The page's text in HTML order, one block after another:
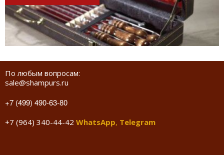
По любым вопросам:
sale@shampurs.ru
+7 (499) 490-63-80
+7 (964) 340-44-42 WhatsApp, Telegram